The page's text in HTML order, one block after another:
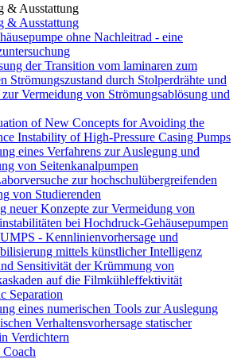
& Ausstattung
& Ausstattung
ohne Nachleitrad - eine
der Transition vom laminaren zum
Strömungszustand durch Stolperdrähte und
Vermeidung von Strömungsablösung und
of New Concepts for Avoiding the
Instability of High-Pressure Casing Pumps
eines Verfahrens zur Auslegung und
von Seitenkanalpumpen
zur hochschulübergreifenden
von Studierenden
neuer Konzepte zur Vermeidung von
bei Hochdruck-Gehäusepumpen
- Kennlinienvorhersage und
mittels künstlicher Intelligenz
Sensitivität der Krümmung von
auf die Filmkühleffektivität
Separation
eines numerischen Tools zur Auslegung
Verhaltensvorhersage statischer
Verdichtern